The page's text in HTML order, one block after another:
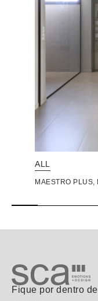
ALL
MAESTRO PLUS,
Fique por dentro